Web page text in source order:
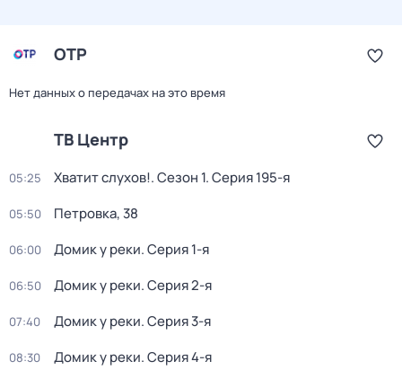
ОТР
Нет данных о передачах на это время
ТВ Центр
05:25 Хватит слухов!. Сезон 1. Серия 195-я
05:50 Петровка, 38
06:00 Домик у реки. Серия 1-я
06:50 Домик у реки. Серия 2-я
07:40 Домик у реки. Серия 3-я
08:30 Домик у реки. Серия 4-я